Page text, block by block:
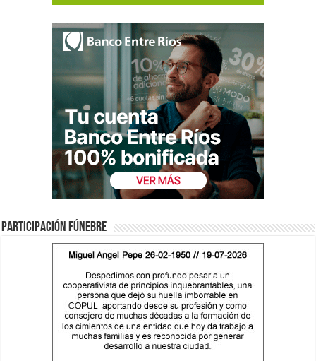
Participación fúnebre